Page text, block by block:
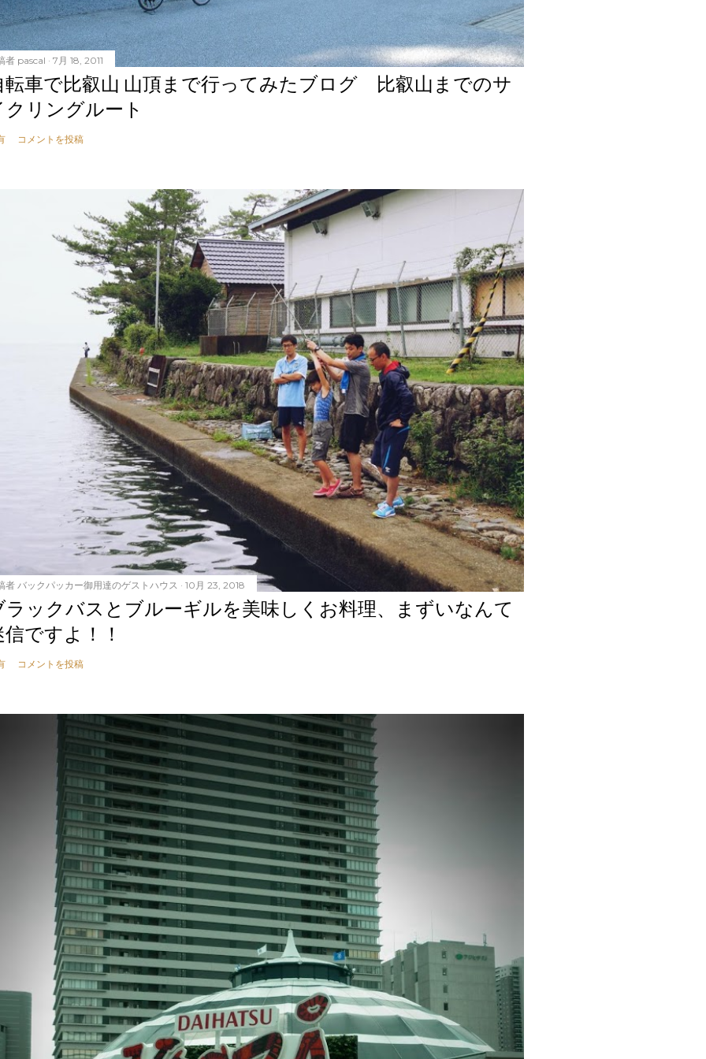
者 pascal 7月 18, 2011
転車で比叡山 山頂まで行ってみたブログ 比叡山までのサ
クリングルート
コメントを投稿
者 バックパッカー御用達のゲストハウス 10月 23, 2018
ラックバスとブルーギルを美味しくお料理、まずいなんて
信ですよ！！
コメントを投稿